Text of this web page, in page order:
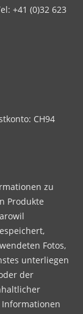
+41 (0)32 623
CH94
zu
Produkte
Fotos,
unterliegen
der